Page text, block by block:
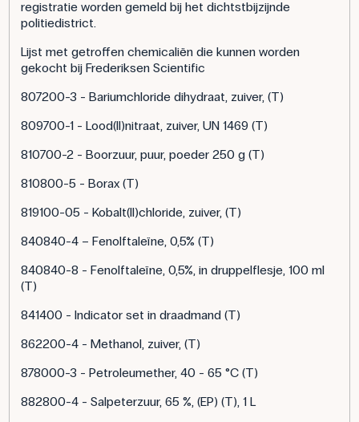
registratie worden gemeld bij het dichtstbijzijnde
politiedistrict.
Lijst met getroffen chemicaliën die kunnen worden
gekocht bij Frederiksen Scientific
807200-3 - Bariumchloride dihydraat, zuiver, (T)
809700-1 - Lood(II)nitraat, zuiver, UN 1469 (T)
810700-2 - Boorzuur, puur, poeder 250 g (T)
810800-5 - Borax (T)
819100-05 - Kobalt(II)chloride, zuiver, (T)
840840-4 – Fenolftaleïne, 0,5% (T)
840840-8 - Fenolftaleïne, 0,5%, in druppelflesje, 100 ml
(T)
841400 - Indicator set in draadmand (T)
862200-4 - Methanol, zuiver, (T)
878000-3 - Petroleumether, 40 - 65 °C (T)
882800-4 - Salpeterzuur, 65 %, (EP) (T), 1 L